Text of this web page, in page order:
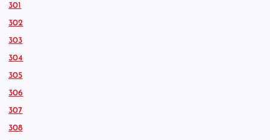
301
302
303
304
305
306
307
308